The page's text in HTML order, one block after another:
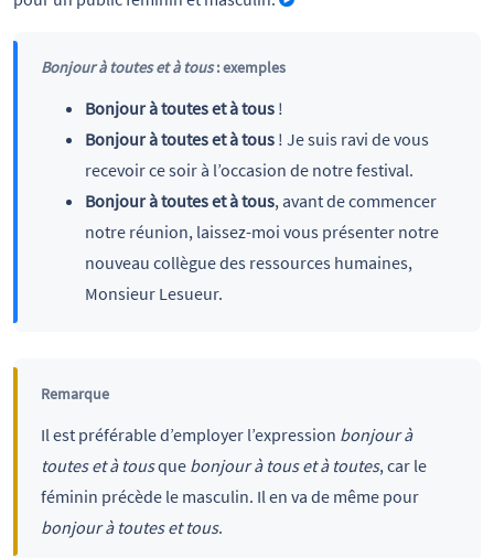
Bonjour à toutes et à tous: exemples
Bonjour à toutes et à tous!
Bonjour à toutes et à tous! Je suis ravi de vous
recevoir ce soir à l’occasion de notre festival.
Bonjour à toutes et à tous, avant de commencer
notre réunion, laissez-moi vous présenter notre
nouveau collègue des ressources humaines,
Monsieur Lesueur.
Remarque
Il est préférable d’employer l’expression bonjour à
toutes et à tousque bonjour à tous et à toutes, car le
féminin précède le masculin. Il en va de même pour
bonjour à toutes et tous.